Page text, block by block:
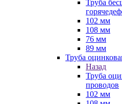
Труба
102 мм
108 мм
76 мм
89 мм
Труба
Назад
Труба
проводов
102 мм